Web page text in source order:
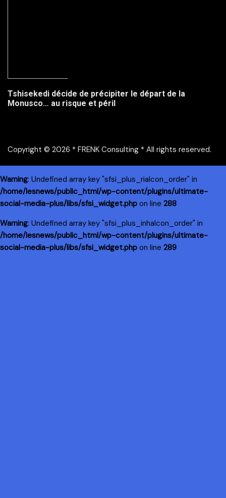
Tshisekedi décide de précipiter le départ de la
Monusco… au risque et péril
Copyright © 2026 * FRENK Consulting * All rights reserved.
Warning: Undefined array key "sfsi_plus_riaIcon_order" in
/home/lesnews/public_html/wp-content/plugins/ultimate-
social-media-plus/libs/sfsi_widget.php on line 288
Warning: Undefined array key "sfsi_plus_inhaIcon_order" in
/home/lesnews/public_html/wp-content/plugins/ultimate-
social-media-plus/libs/sfsi_widget.php on line 289